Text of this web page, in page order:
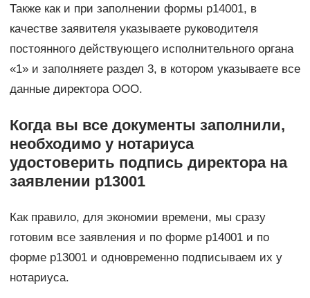
Также как и при заполнении формы р14001, в
качестве заявителя указываете руководителя
постоянного действующего исполнительного органа
«1» и заполняете раздел 3, в котором указываете все
данные директора ООО.
Когда вы все документы заполнили,
необходимо у нотариуса
удостоверить подпись директора на
заявлении р13001
Как правило, для экономии времени, мы сразу
готовим все заявления и по форме р14001 и по
форме р13001 и одновременно подписываем их у
нотариуса.